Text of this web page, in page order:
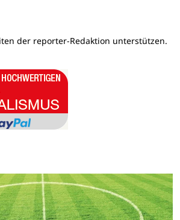
der reporter-Redaktion unterstützen.